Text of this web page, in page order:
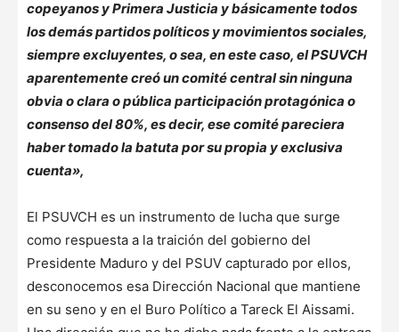
copeyanos y Primera Justicia y básicamente todos
los demás partidos políticos y movimientos sociales,
siempre excluyentes, o sea, en este caso, el PSUVCH
aparentemente creó un comité central sin ninguna
obvia o clara o pública participación protagónica o
consenso del 80%, es decir, ese comité pareciera
haber tomado la batuta por su propia y exclusiva
cuenta»,
El PSUVCH es un instrumento de lucha que surge
como respuesta a la traición del gobierno del
Presidente Maduro y del PSUV capturado por ellos,
desconocemos esa Dirección Nacional que mantiene
en su seno y en el Buro Político a Tareck El Aissami.